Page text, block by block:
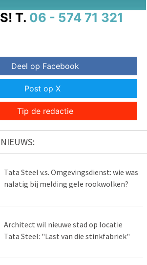
T. 06 - 574 71 321
Deel op Facebook
Post op X
Tip de redactie
Tata Steel v.s. Omgevingsdienst: wie was
nalatig bij melding gele rookwolken?
Architect wil nieuwe stad op locatie
Tata Steel: "Last van die stinkfabriek"